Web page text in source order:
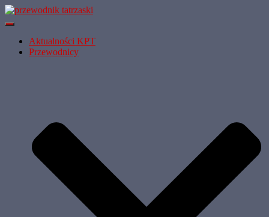
Przełącz
NawigacjęAktualności KPT
Przewodnicy